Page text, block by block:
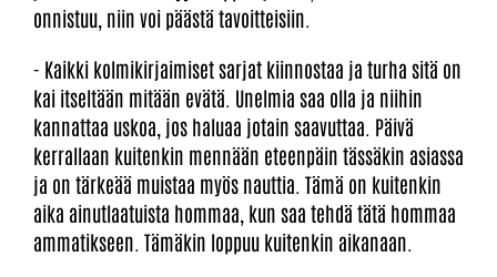
onnistuu, niin voi päästä tavoitteisiin.
- Kaikki kolmikirjaimiset sarjat kiinnostaa ja turha sitä on
kai itseltään mitään evätä. Unelmia saa olla ja niihin
kannattaa uskoa, jos haluaa jotain saavuttaa. Päivä
kerrallaan kuitenkin mennään eteenpäin tässäkin asiassa
ja on tärkeää muistaa myös nauttia. Tämä on kuitenkin
aika ainutlaatuista hommaa, kun saa tehdä tätä hommaa
ammatikseen. Tämäkin loppuu kuitenkin aikanaan.